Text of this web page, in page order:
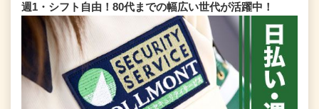
週1・シフト自由！80代までの幅広い世代が活躍中！